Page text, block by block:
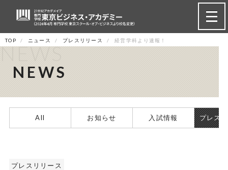
TOP ニュース プレスリリース 経営学科より速報！
NEWS
NEWS
All お知らせ 入試情報 プレス
プレスリリース